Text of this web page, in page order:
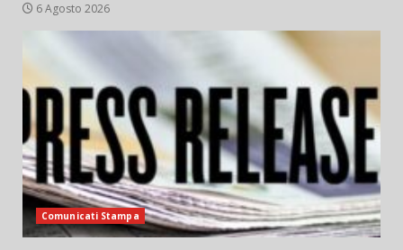
6 Agosto 2026
Comunicati Stampa